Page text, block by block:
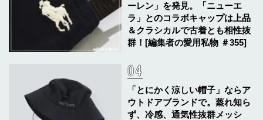
ーレン」を発見。「ニューエ
ラ」とのコラボキャップは上品
＆クラシカルで古着とも相性抜
群！[編集者の愛用私物 ＃355]
「とにかく涼しい帽子」ならア
ウトドアブランドで。蒸れ知ら
ず、冷感、通気性抜群メッシ